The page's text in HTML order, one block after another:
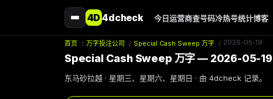
4D4dcheck 今日运营商查号码冷热号统计博客
首页 / 万字投注公司 / Special Cash Sweep 万字 / 2026-05-19
Special Cash Sweep 万字 — 2026-05-19
东马砂拉越 · 星期三、星期六、星期日 · 由 4dcheck 记录。